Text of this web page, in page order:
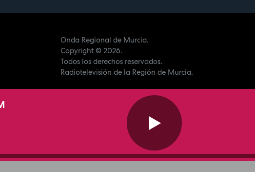
Onda Regional de Murcia.
Copyright© 2026.
Todos los derechos reservados.
Radiotelevisión de la Región de Murcia.